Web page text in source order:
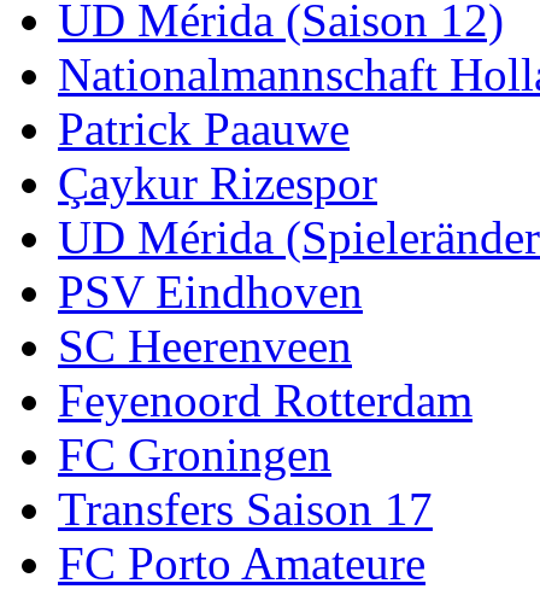
UD Mérida (Saison 12)
Nationalmannschaft
Patrick Paauwe
Çaykur Rizespor
UD Mérida
PSV Eindhoven
SC Heerenveen
Feyenoord Rotterdam
FC Groningen
Transfers Saison 17
FC Porto Amateure